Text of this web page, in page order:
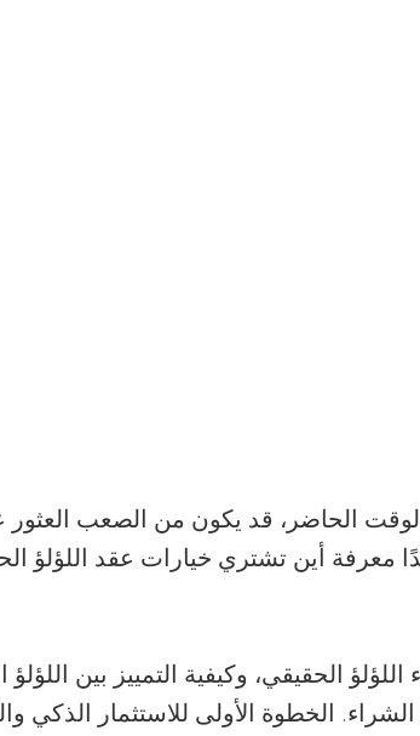
الحاضر، قد يكون من الصعب العثور
معرفة أين تشتري خيارات عقد اللؤلؤ
الحقيقي، وكيفية التمييز بين اللؤلؤ
الخطوة الأولى للاستثمار الذكي